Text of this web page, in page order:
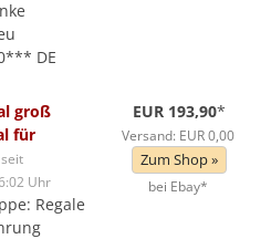
DE
groß
für
seit
Uhr
Regale
EUR 193,90*
Versand: EUR 0,00
Zum Shop »
bei Ebay*